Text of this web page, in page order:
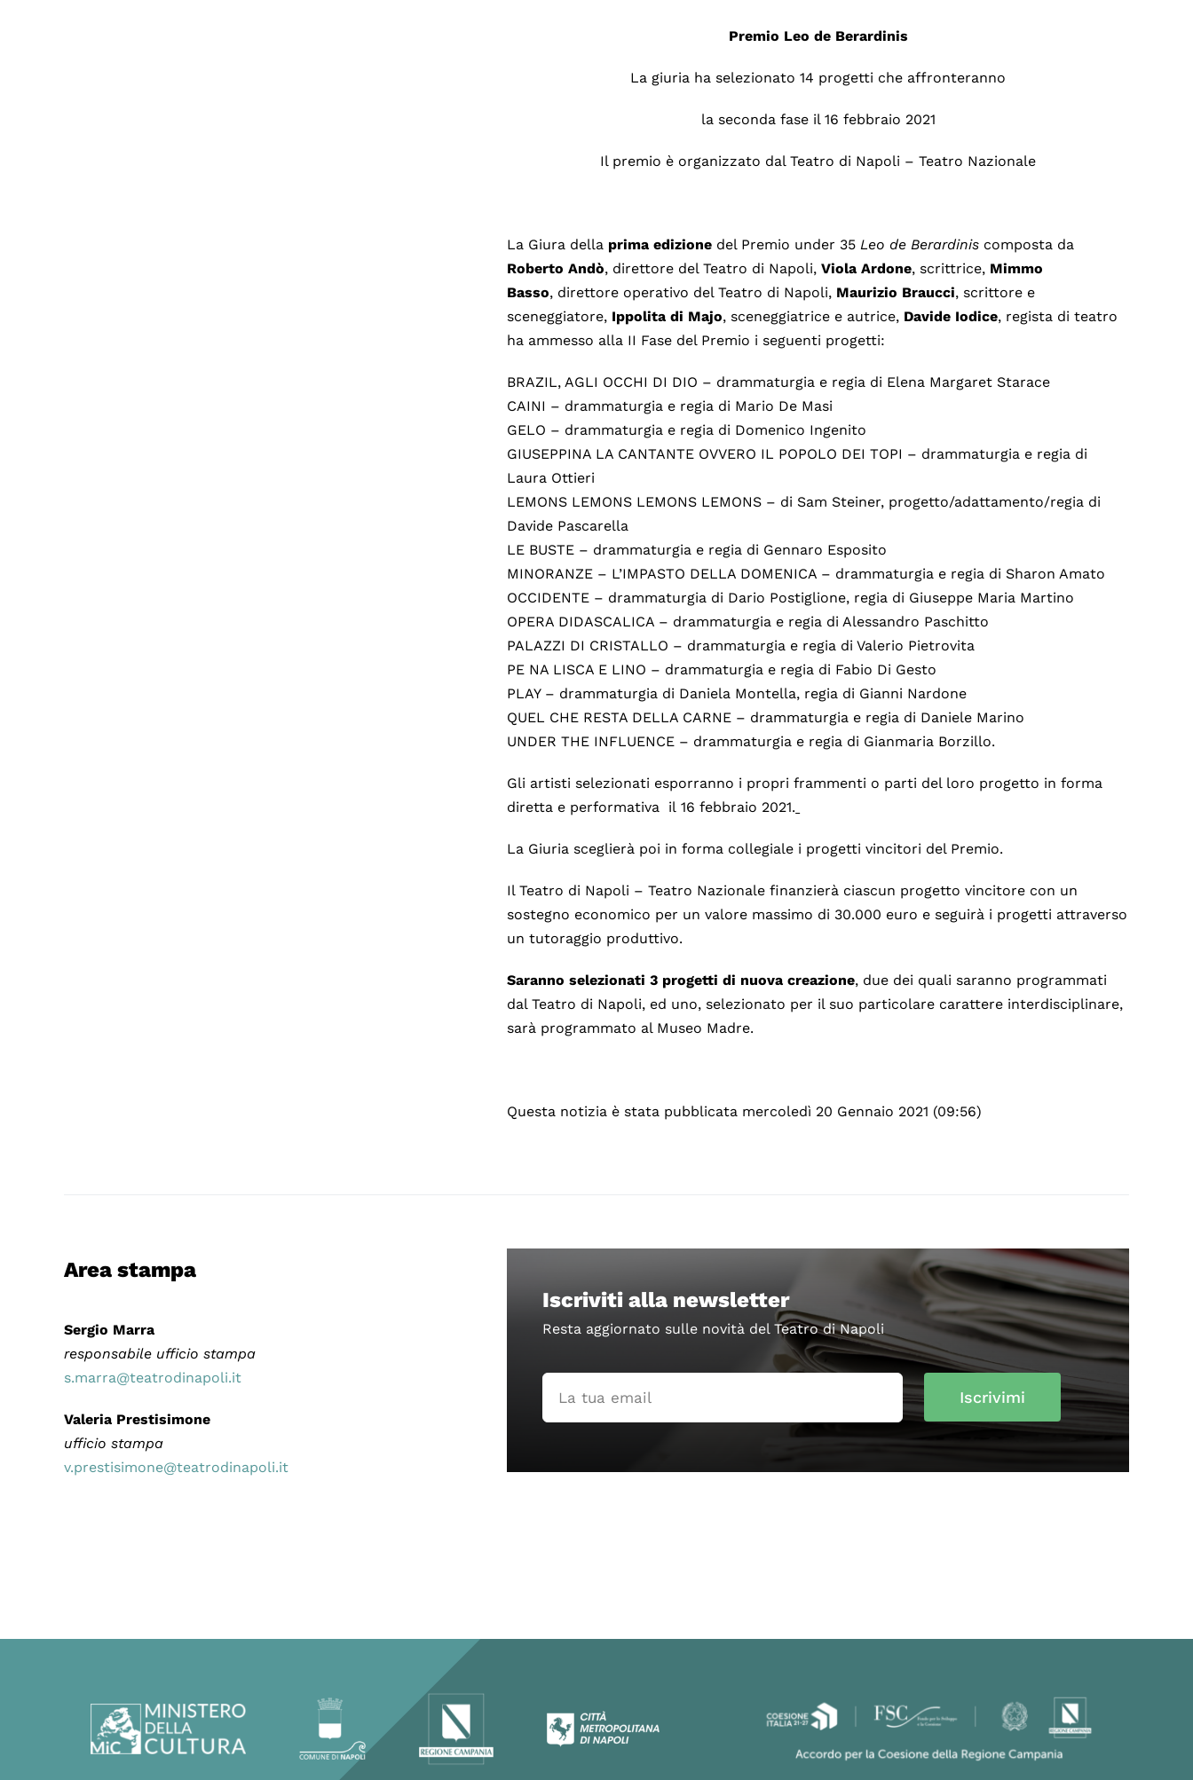
Premio Leo de Berardinis
La giuria ha selezionato 14 progetti che affronteranno
la seconda fase il 16 febbraio 2021
Il premio è organizzato dal Teatro di Napoli – Teatro Nazionale
La Giura della prima edizione del Premio under 35Leo de Berardinis composta da
Roberto Andò, direttore del Teatro di Napoli,Viola Ardone, scrittrice, Mimmo
Basso, direttore operativo del Teatro di Napoli, Maurizio Braucci, scrittore e
sceneggiatore, Ippolita di Majo, sceneggiatrice e autrice, Davide Iodice, regista di teatro
ha ammesso alla II Fase del Premio i seguenti progetti:
BRAZIL, AGLI OCCHI DI DIO – drammaturgia e regia di Elena Margaret Starace
CAINI – drammaturgia e regia di Mario De Masi
GELO – drammaturgia e regia di Domenico Ingenito
GIUSEPPINA LA CANTANTE OVVERO IL POPOLO DEI TOPI – drammaturgia e regia di
Laura Ottieri
LEMONS LEMONS LEMONS LEMONS – di Sam Steiner, progetto/adattamento/regia di
Davide Pascarella
LE BUSTE – drammaturgia e regia di Gennaro Esposito
MINORANZE – L’IMPASTO DELLA DOMENICA – drammaturgia e regia di Sharon Amato
OCCIDENTE – drammaturgia di Dario Postiglione, regia di Giuseppe Maria Martino
OPERA DIDASCALICA – drammaturgia e regia di Alessandro Paschitto
PALAZZI DI CRISTALLO – drammaturgia e regia di Valerio Pietrovita
PE NA LISCA E LINO – drammaturgia e regia di Fabio Di Gesto
PLAY – drammaturgia di Daniela Montella, regia di Gianni Nardone
QUEL CHE RESTA DELLA CARNE – drammaturgia e regia di Daniele Marino
UNDER THE INFLUENCE – drammaturgia e regia di Gianmaria Borzillo.
Gli artisti selezionati esporranno i propri frammenti o parti del loro progetto in forma
diretta e performativa il 16 febbraio 2021.
La Giuria sceglierà poi in forma collegiale i progetti vincitori del Premio.
Il Teatro di Napoli – Teatro Nazionale finanzierà ciascun progetto vincitore con un
sostegno economico per un valore massimo di 30.000 euro e seguirà i progetti attraverso
un tutoraggio produttivo.
Saranno selezionati 3 progetti di nuova creazione, due dei quali saranno programmati
dal Teatro di Napoli, ed uno, selezionato per il suo particolare carattere interdisciplinare,
sarà programmato al Museo Madre.
Questa notizia è stata pubblicata mercoledì 20 Gennaio 2021 (09:56)
Area stampa
Sergio Marra
responsabile ufficio stampa
s.marra@teatrodinapoli.it
Valeria Prestisimone
ufficio stampa
v.prestisimone@teatrodinapoli.it
Iscriviti alla newsletter
Resta aggiornato sulle novità del Teatro di Napoli
Iscrivimi